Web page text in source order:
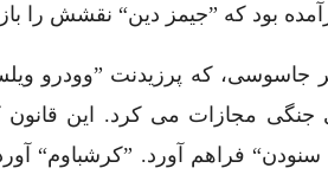
بود که ”جیمز دین“ نقشش را
مجازات می کرد. این قانون